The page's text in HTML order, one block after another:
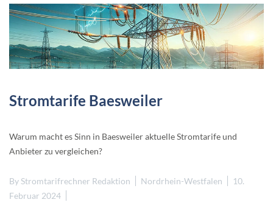
Stromtarife Baesweiler
Warum macht es Sinn in Baesweiler aktuelle Stromtarife und
Anbieter zu vergleichen?
By Stromtarifrechner Redaktion Nordrhein-Westfalen
10.
Februar 2024